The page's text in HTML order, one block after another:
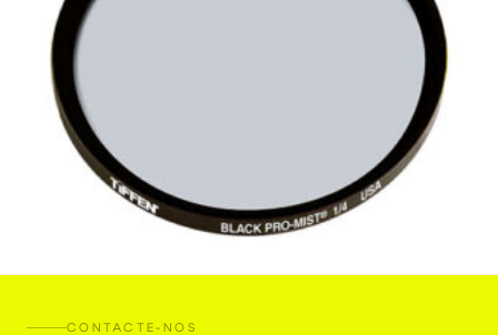
Filtro Tiffen 77mm Black Pro-Mist 1/4
CONTACTE-NOS